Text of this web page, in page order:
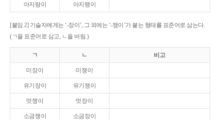
아지랑이 아지랭이
[붙임 2] 기술자에게는 ‘-장이’, 그 외에는 ‘-쟁이’가 붙는 형태를 표준어로 삼는다.
(ㄱ을 표준어로 삼고, ㄴ을 버림.)
ㄱ ㄴ 비고
미장이 미쟁이
유기장이 유기쟁이
멋쟁이 멋장이
소금쟁이 소금장이